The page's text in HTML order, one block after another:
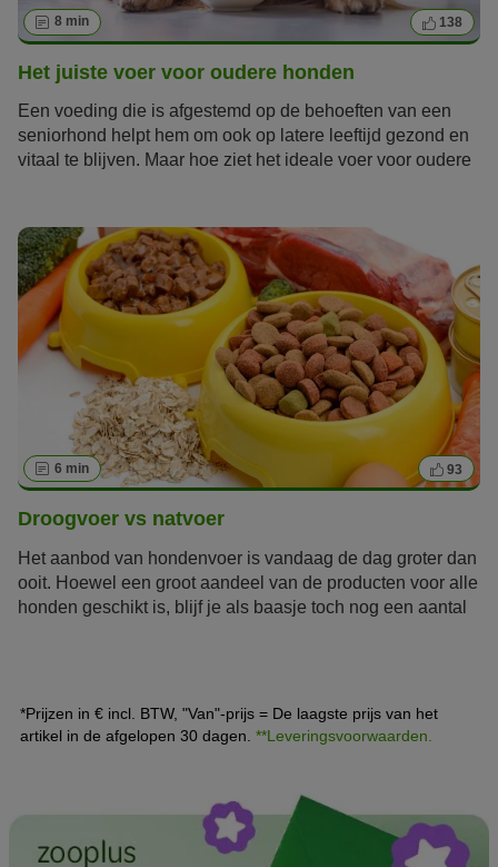
8 min 138
Het juiste voer voor oudere honden
Een voeding die is afgestemd op de behoeften van een
seniorhond helpt hem om ook op latere leeftijd gezond en
vitaal te blijven. Maar hoe ziet het ideale voer voor oudere
6 min 93
Droogvoer vs natvoer
Het aanbod van hondenvoer is vandaag de dag groter dan
ooit. Hoewel een groot aandeel van de producten voor alle
honden geschikt is, blijf je als baasje toch nog een aantal
*Prijzen in € incl. BTW, "Van"-prijs = De laagste prijs van het
artikel in de afgelopen 30 dagen. **Leveringsvoorwaarden.